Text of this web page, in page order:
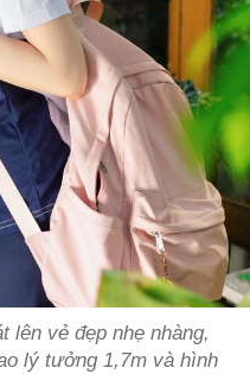
lên vẻ đẹp nhẹ nhàng,
lý tưởng 1,7m và hình